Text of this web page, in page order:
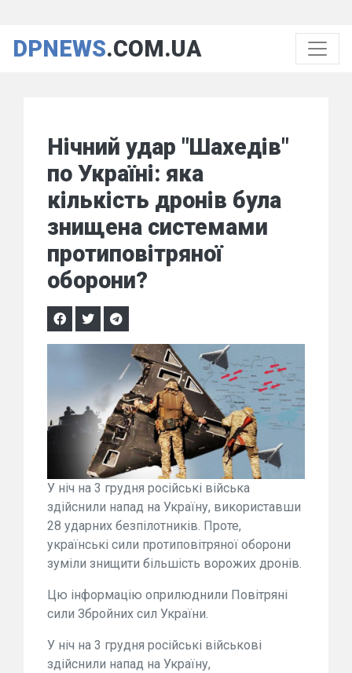
DPNEWS.COM.UA
Нічний удар "Шахедів"
по Україні: яка
кількість дронів була
знищена системами
протиповітряної
оборони?
У ніч на 3 грудня російські війська
здійснили напад на Україну, використавши
28 ударних безпілотників. Проте,
українські сили протиповітряної оборони
зуміли знищити більшість ворожих дронів.
Цю інформацію оприлюднили Повітряні
сили Збройних сил України.
У ніч на 3 грудня російські військові
здійснили напад на Україну,